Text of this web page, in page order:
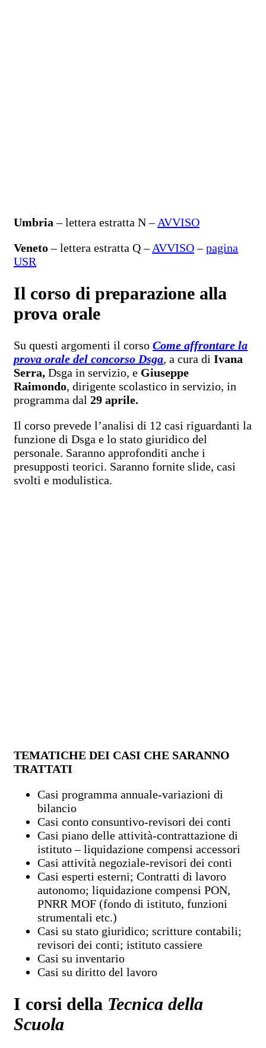
Umbria– lettera estratta N – AVVISO
Veneto– lettera estratta Q – AVVISO–pagina
USR
Il corso di preparazione alla
prova orale
Su questi argomenti il corso Come affrontare la
prova orale del concorso Dsga, a cura di Ivana
Serra, Dsga in servizio, e Giuseppe
Raimondo, dirigente scolastico in servizio, in
programma dal 29 aprile.
Il corso prevede l’analisi di 12 casi riguardanti la
funzione di Dsga e lo stato giuridico del
personale. Saranno approfonditi anche i
presupposti teorici. Saranno fornite slide, casi
svolti e modulistica.
TEMATICHE DEI CASI CHE SARANNO
TRATTATI
Casi programma annuale-variazioni di
bilancio
Casi conto consuntivo-revisori dei conti
Casi piano delle attività-contrattazione di
istituto – liquidazione compensi accessori
Casi attività negoziale-revisori dei conti
Casi esperti esterni; Contratti di lavoro
autonomo; liquidazione compensi PON,
PNRR MOF (fondo di istituto, funzioni
strumentali etc.)
Casi su stato giuridico; scritture contabili;
revisori dei conti; istituto cassiere
Casi su inventario
Casi su diritto del lavoro
I corsi della Tecnica della
Scuola